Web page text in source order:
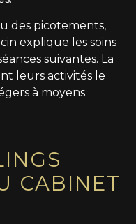
des picotements,
explique les soins
suivantes. La
leurs activités le
à moyens.
CABINET